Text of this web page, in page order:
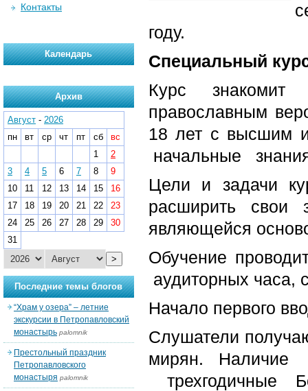
году.
Специальный
Курс знакомит
православным
18 лет с высшим
начальные
Цели и задачи
расширить свои
являющейся
Обучение
аудиторных часа,
Начало первого
Слушатели
мирян. Наличие
трехгодичные
Контакты
Календарь
Архив
Август - 2026
пн
вт ср чт пт сб
вс
1
2
3
4 5 6 7 8
9
10
11 12 13 14 15
16
17
18 19 20 21 22
23
24
25 26 27 28 29
30
31
>
Последние темы блогов
“Храм у озера” – летние
экскурсии в Петропавловский
монастырь palomnik
Престольный праздник
Петропавловского
монастыря palomnik